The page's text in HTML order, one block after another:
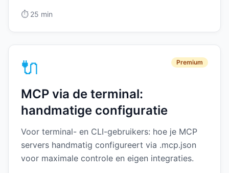
⏱️ 25 min
🔌 Premium
MCP via de terminal:
handmatige configuratie
Voor terminal- en CLI-gebruikers: hoe je MCP
servers handmatig configureert via .mcp.json
voor maximale controle en eigen integraties.